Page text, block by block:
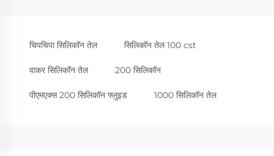
चिपचिपा सिलिकॉन तेल सिलिकॉन तेल 100 cst
वाकर सिलिकॉन तेल 200 सिलिकॉन
पीएमएक्स 200 सिलिकॉन फ्लुइड 1000 सिलिकॉन तेल